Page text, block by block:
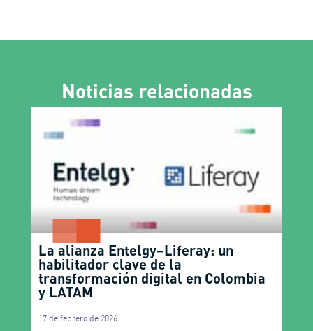
Noticias relacionadas
La alianza Entelgy–Liferay: un
habilitador clave de la
transformación digital en Colombia
y LATAM
17 de febrero de 2026